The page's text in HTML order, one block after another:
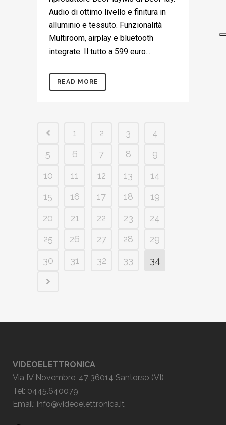
Audio di ottimo livello e finitura in
alluminio e tessuto. Funzionalità
Multiroom, airplay e bluetooth
integrate. Il tutto a 599 euro...
READ MORE
1 2 3
4
5
6 7 8
9
10
11 12 13
14
15
16 17 18
19
20
21 22 23
24
25
26 27 28
29
30
31 32 33 34
VIDEOELETTRONICA
Via IV Novembre, 47 36014 Santorso (VI)
Tel: 0445.640079
Email: info@videoelettronica.it